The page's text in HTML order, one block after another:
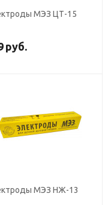
МЭЗ ЦТ-15
руб.
МЭЗ НЖ-13